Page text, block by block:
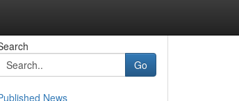
Go
News